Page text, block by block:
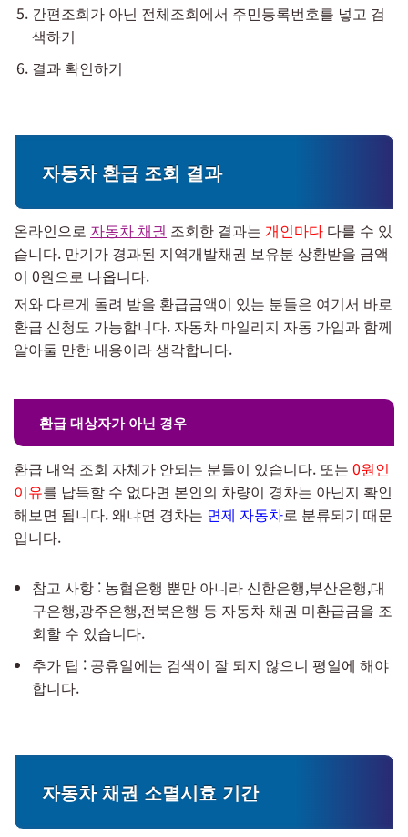
간편조회가 아닌 전체조회에서 주민등록번호를 넣고 검
색하기
결과 확인하기
자동차 환급 조회 결과
온라인으로 자동차 채권 조회한 결과는 개인마다 다를 수 있
습니다. 만기가 경과된 지역개발채권 보유분 상환받을 금액
이 0원으로 나옵니다.
저와 다르게 돌려 받을 환급금액이 있는 분들은 여기서 바로
환급 신청도 가능합니다. 자동차 마일리지 자동 가입과 함께
알아둘 만한 내용이라 생각합니다.
환급 대상자가 아닌 경우
환급 내역 조회 자체가 안되는 분들이 있습니다. 또는 0원인
이유를 납득할 수 없다면 본인의 차량이 경차는 아닌지 확인
해보면 됩니다. 왜냐면 경차는 면제 자동차로 분류되기 때문
입니다.
참고 사항 : 농협은행 뿐만 아니라 신한은행,부산은행,대
구은행,광주은행,전북은행 등 자동차 채권 미환급금을 조
회할 수 있습니다.
추가 팁 : 공휴일에는 검색이 잘 되지 않으니 평일에 해야
합니다.
자동차 채권 소멸시효 기간